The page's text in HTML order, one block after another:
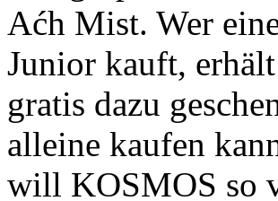
Aćh Mist. Wer
Junior kauft,
gratis dazu
alleine kaufen
will KOSMOS so